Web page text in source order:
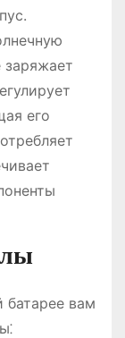
заряжает
его
батарее вам